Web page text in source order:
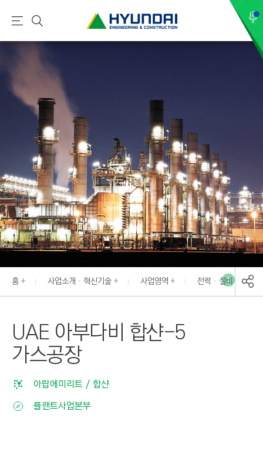
현
Y
U
N
D
A
I
:
E
N
I
N
E
R
G
&
메
뉴
검
색
홈 사업소개 · 혁신기술 사업영역 전력 · 설비
UAE 아부다비 합샨-5
가스공장
아랍에미리트 / 합샨
플랜트사업본부